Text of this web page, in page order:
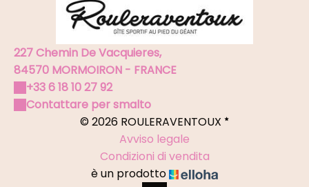
227 Chemin De Vacquieres,
84570 MORMOIRON - FRANCE
+33 6 18 10 27 92
Contattare per smalto
© 2026 ROULERAVENTOUX
Avviso legale
Condizioni di vendita
è un prodotto